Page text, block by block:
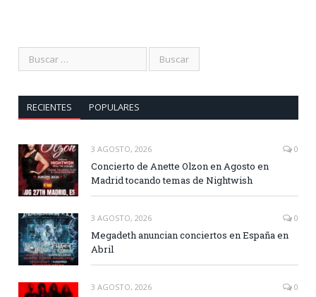
RECIENTES POPULARES
3 AGOSTO, 2026 0
Concierto de Anette Olzon en Agosto en
Madrid tocando temas de Nightwish
3 AGOSTO, 2026 0
Megadeth anuncian conciertos en España en
Abril
3 AGOSTO, 2026 0